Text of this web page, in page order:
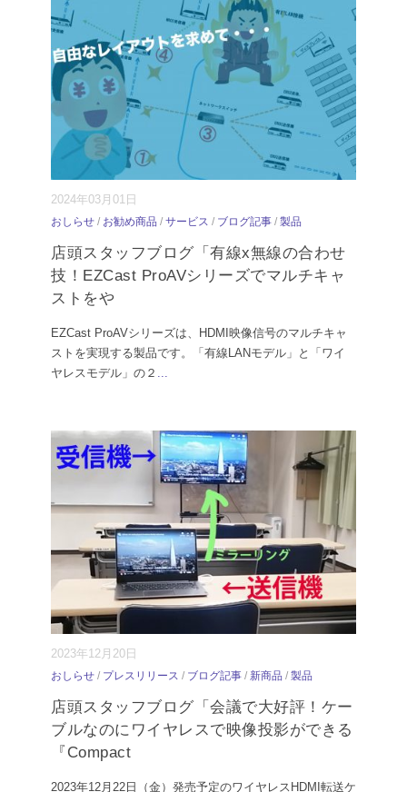
2024年03月01日
おしらせ / お勧め商品 / サービス / ブログ記事 / 製品
店頭スタッフブログ「有線x無線の合わせ
技！EZCast ProAVシリーズでマルチキャ
ストをや
EZCast ProAVシリーズは、HDMI映像信号のマルチキャ
ストを実現する製品です。「有線LANモデル」と「ワイ
ヤレスモデル」の２ ...
2023年12月20日
おしらせ / プレスリリース / ブログ記事 / 新商品 / 製品
店頭スタッフブログ「会議で大好評！ケー
ブルなのにワイヤレスで映像投影ができる
『Compact
2023年12月22日（金）発売予定のワイヤレスHDMI転送ケ